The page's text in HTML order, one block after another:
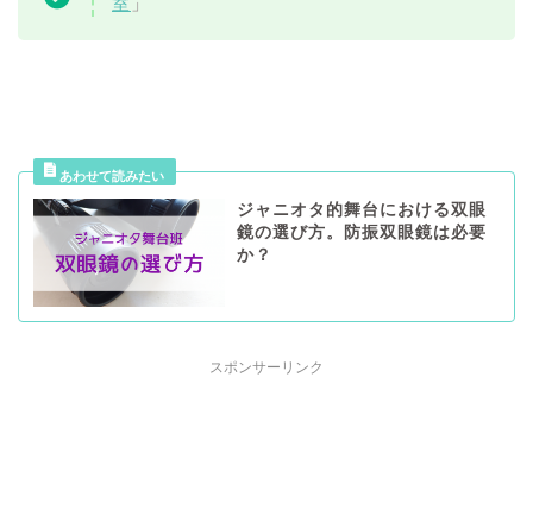
ジャニオタ的舞台における双眼
鏡の選び方。防振双眼鏡は必要
か？
スポンサーリンク